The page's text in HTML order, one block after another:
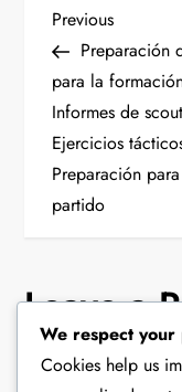
P
o
s
t
a
v
Previous
Post
Previous
Preparación
para la
Informes de
Ejercicios
Preparación
partido
Leave a
Your email
We respect your
Cookies help us